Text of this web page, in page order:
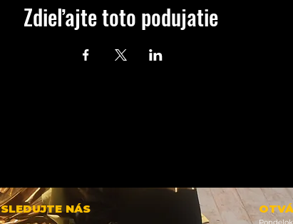
Zdieľajte toto podujatie
SLEDUJTE NÁS